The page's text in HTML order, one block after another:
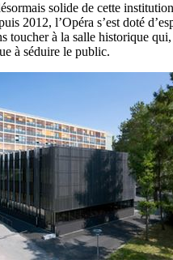
solide de cette
2012, l’Opéra s’est doté
toucher à la salle historique
à séduire le public.